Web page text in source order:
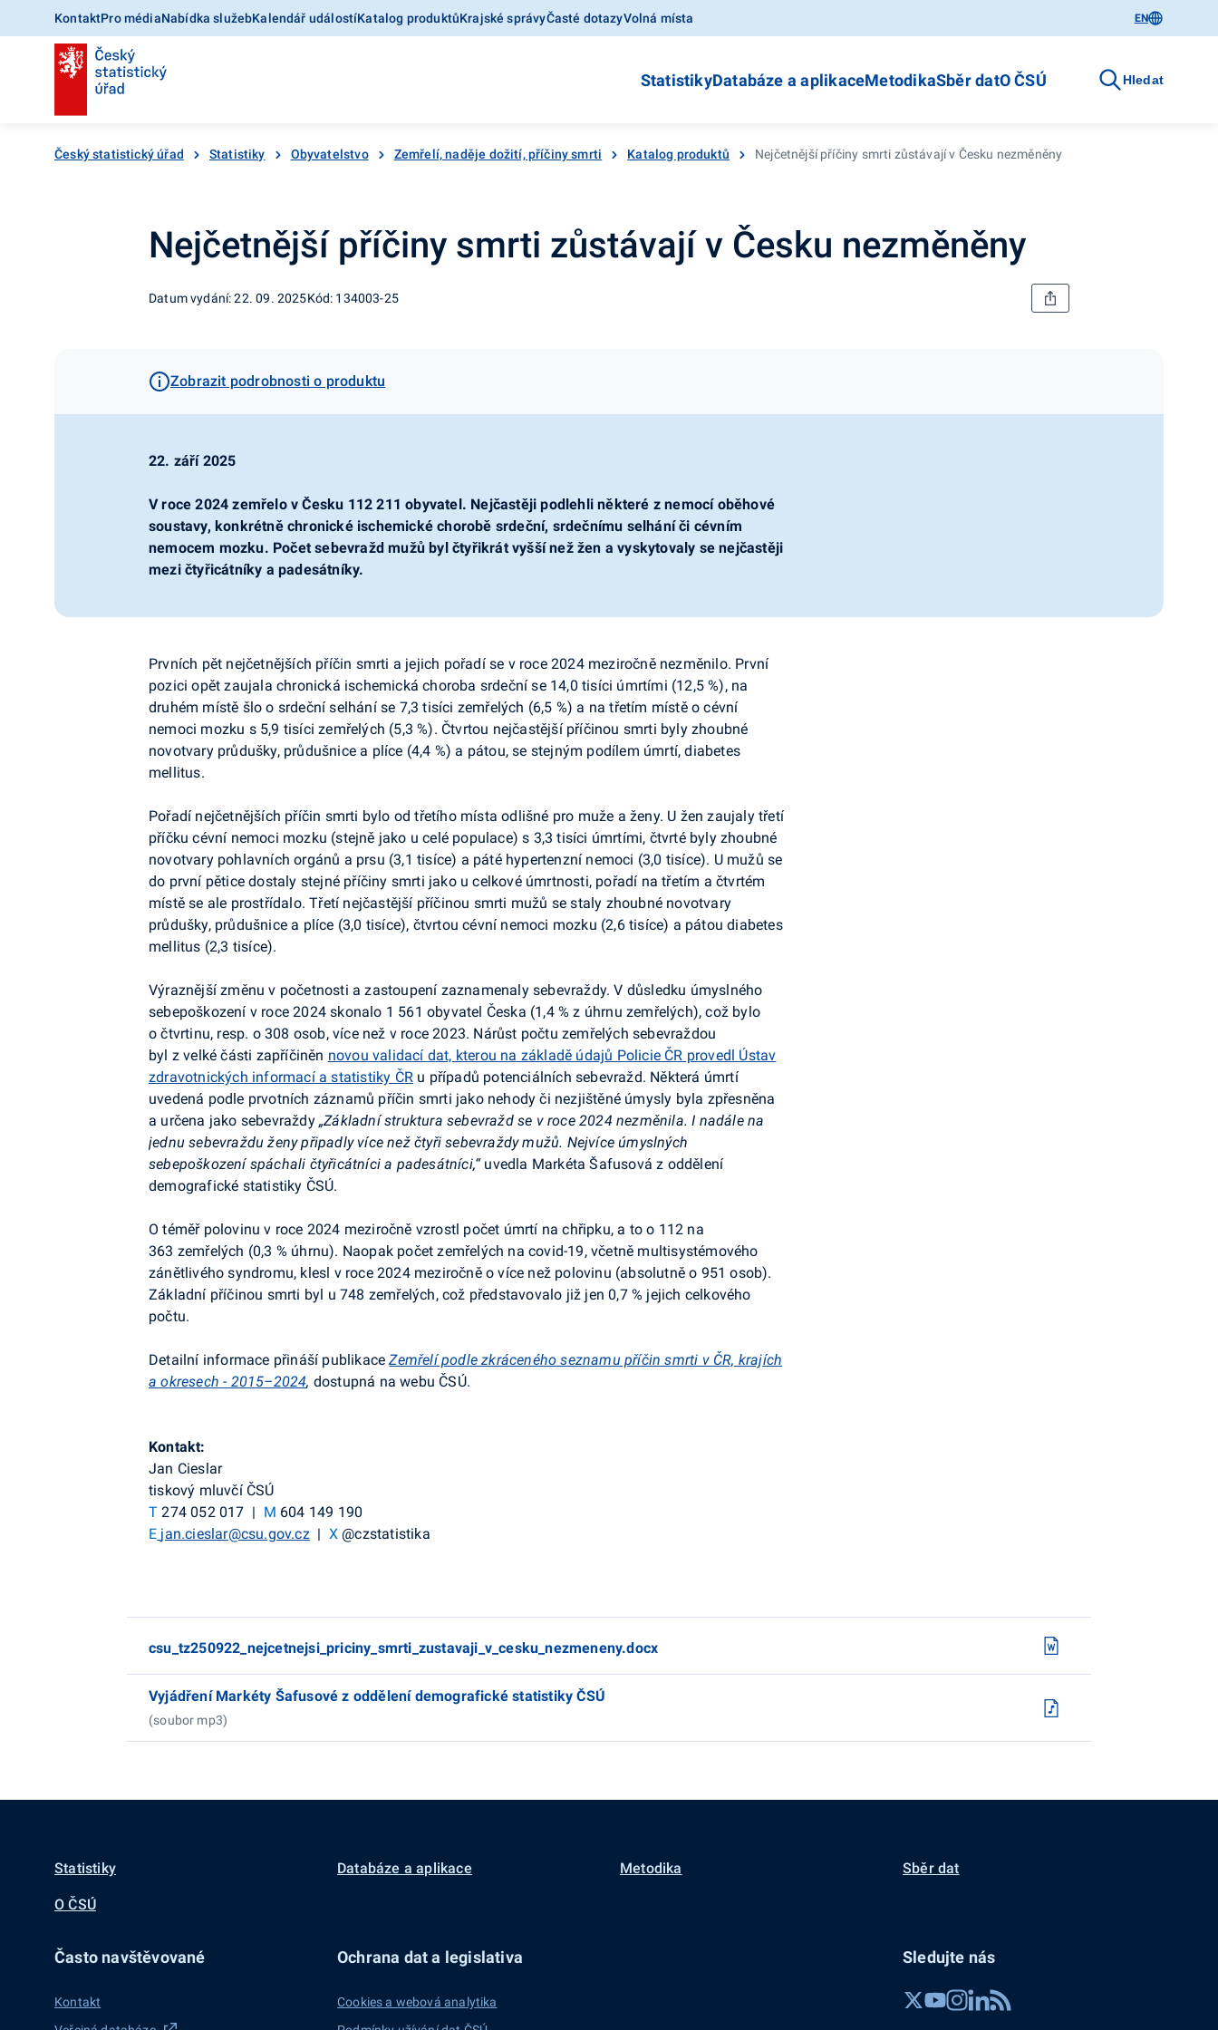
KontaktPro médiaNabídka služebKalendář událostíKatalog produktůKrajské správyČasté dotazyVolná místa EN
StatistikyDatabáze a aplikaceMetodikaSběr datO ČSÚ Hledat
Český statistický úřad Statistiky Obyvatelstvo Zemřelí, naděje dožití, příčiny smrti Katalog produktů Nejčetnější příčiny smrti zůstávají v Česku nezměněny
Nejčetnější příčiny smrti zůstávají v Česku nezměněny
Datum vydání: 22. 09. 2025Kód: 134003-25
Zobrazit podrobnosti o produktu
22. září 2025
V roce 2024 zemřelo v Česku 112 211 obyvatel. Nejčastěji podlehli některé z nemocí oběhové
soustavy, konkrétně chronické ischemické chorobě srdeční, srdečnímu selhání či cévním
nemocem mozku. Počet sebevražd mužů byl čtyřikrát vyšší než žen a vyskytovaly se nejčastěji
mezi čtyřicátníky a padesátníky.
Prvních pět nejčetnějších příčin smrti a jejich pořadí se v roce 2024 meziročně nezměnilo. První
pozici opět zaujala chronická ischemická choroba srdeční se 14,0 tisíci úmrtími (12,5 %), na
druhém místě šlo o srdeční selhání se 7,3 tisíci zemřelých (6,5 %) a na třetím místě o cévní
nemoci mozku s 5,9 tisíci zemřelých (5,3 %). Čtvrtou nejčastější příčinou smrti byly zhoubné
novotvary průdušky, průdušnice a plíce (4,4 %) a pátou, se stejným podílem úmrtí, diabetes
mellitus.
Pořadí nejčetnějších příčin smrti bylo od třetího místa odlišné pro muže a ženy. U žen zaujaly třetí
příčku cévní nemoci mozku (stejně jako u celé populace) s 3,3 tisíci úmrtími, čtvrté byly zhoubné
novotvary pohlavních orgánů a prsu (3,1 tisíce) a páté hypertenzní nemoci (3,0 tisíce). U mužů se
do první pětice dostaly stejné příčiny smrti jako u celkové úmrtnosti, pořadí na třetím a čtvrtém
místě se ale prostřídalo. Třetí nejčastější příčinou smrti mužů se staly zhoubné novotvary
průdušky, průdušnice a plíce (3,0 tisíce), čtvrtou cévní nemoci mozku (2,6 tisíce) a pátou diabetes
mellitus (2,3 tisíce).
Výraznější změnu v početnosti a zastoupení zaznamenaly sebevraždy. V důsledku úmyslného
sebepoškození v roce 2024 skonalo 1 561 obyvatel Česka (1,4 % z úhrnu zemřelých), což bylo
o čtvrtinu, resp. o 308 osob, více než v roce 2023. Nárůst počtu zemřelých sebevraždou
byl z velké části zapříčiněn novou validací dat, kterou na základě údajů Policie ČR provedl Ústav
zdravotnických informací a statistiky ČR u případů potenciálních sebevražd. Některá úmrtí
uvedená podle prvotních záznamů příčin smrti jako nehody či nezjištěné úmysly byla zpřesněna
a určena jako sebevraždy „Základní struktura sebevražd se v roce 2024 nezměnila. I nadále na
jednu sebevraždu ženy připadly více než čtyři sebevraždy mužů. Nejvíce úmyslných
sebepoškození spáchali čtyřicátníci a padesátníci,“uvedla Markéta Šafusová z oddělení
demografické statistiky ČSÚ.
O téměř polovinu v roce 2024 meziročně vzrostl počet úmrtí na chřipku, a to o 112 na
363 zemřelých (0,3 % úhrnu). Naopak počet zemřelých na covid-19, včetně multisystémového
zánětlivého syndromu, klesl v roce 2024 meziročně o více než polovinu (absolutně o 951 osob).
Základní příčinou smrti byl u 748 zemřelých, což představovalo již jen 0,7 % jejich celkového
počtu.
Detailní informace přináší publikace Zemřelí podle zkráceného seznamu příčin smrti v ČR, krajích
a okresech - 2015–2024, dostupná na webu ČSÚ.
Kontakt:
Jan Cieslar
tiskový mluvčí ČSÚ
T274 052 017 | M 604 149 190
E jan.cieslar@csu.gov.cz| X @czstatistika
csu_tz250922_nejcetnejsi_priciny_smrti_zustavaji_v_cesku_nezmeneny.docx
Vyjádření Markéty Šafusové z oddělení demografické statistiky ČSÚ
(soubor mp3)
Statistiky Databáze a aplikace Metodika Sběr dat
O ČSÚ
Často navštěvované
Kontakt
Ochrana dat a legislativa
Cookies a webová analytika
Sledujte nás